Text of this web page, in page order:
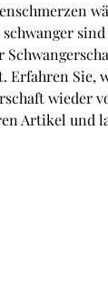
Erfahren Sie,
wieder
Artikel und